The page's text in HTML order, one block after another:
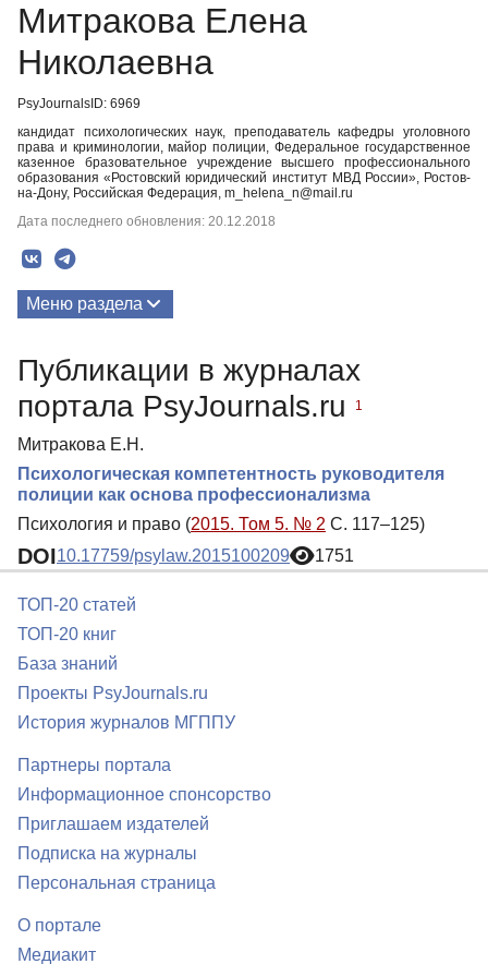
Митракова Елена
Николаевна
PsyJournalsID: 6969
кандидат психологических наук, преподаватель кафедры уголовного
права и криминологии, майор полиции, Федеральное государственное
казенное бразовательное учреждение высшего профессионального
образования «Ростовский юридический институт МВД России», Ростов-
на-Дону, Российская Федерация, m_helena_n@mail.ru
Дата последнего обновления: 20.12.2018
Меню раздела
Публикации в журналах
портала PsyJournals.ru
1
Митракова Е.Н.
Психологическая компетентность руководителя
полиции как основа профессионализма
Психология и право (2015. Том 5. № 2 С. 117–125)
DOI10.17759/psylaw.2015100209 1751
ТОП-20 статей
ТОП-20 книг
База знаний
Проекты PsyJournals.ru
История журналов МГППУ
Партнеры портала
Информационное спонсорство
Приглашаем издателей
Подписка на журналы
Персональная страница
О портале
Медиакит